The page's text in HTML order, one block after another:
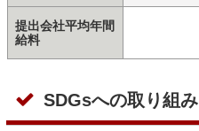
提出会社平均年間
給料
SDGsへの取り組み